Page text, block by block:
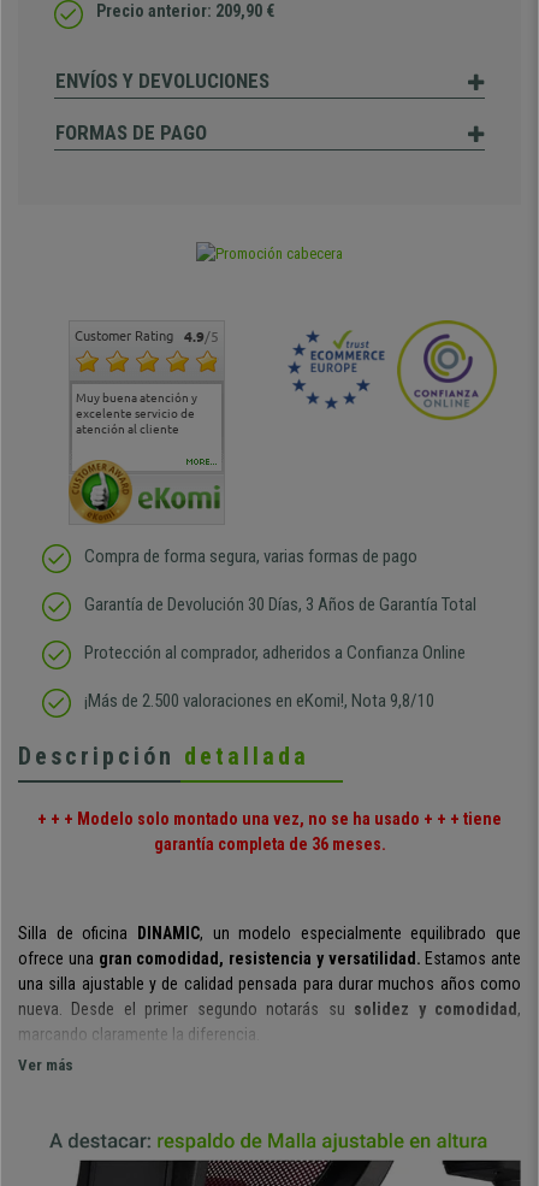
Precio anterior: 209,90 €
ENVÍOS Y DEVOLUCIONES
FORMAS DE PAGO
Customer Rating 4.9/5
Muy buena atención y
excelente servicio de
atención al cliente
Muy buena atención de
cara al asesoramiento
Si estoy contento
MORE...
Compra de forma segura, varias formas de pago
Garantía de Devolución 30 Días, 3 Años de Garantía Total
Protección al comprador, adheridos a Confianza Online
¡Más de 2.500 valoraciones en eKomi!, Nota 9,8/10
Descripción detallada
+ + + Modelo solo montado una vez, no se ha usado + + + tiene
garantía completa de 36 meses.
Silla de oficina DINAMIC, un modelo especialmente equilibrado que
ofrece una gran comodidad, resistencia y versatilidad. Estamos ante
una silla ajustable y de calidad pensada para durar muchos años como
nueva. Desde el primer segundo notarás su solidez y comodidad ,
marcando claramente la diferencia.
ajustarse hacen que conseguir la postura perfecta sea algo cómodo y
sencillo.
Ver más